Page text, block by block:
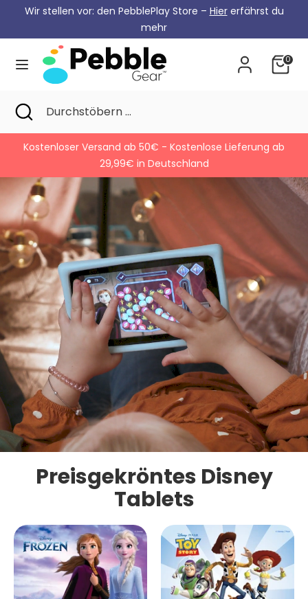
springen
Wir stellen vor: den PebblePlay Store – Hiererfährst du
mehr
0
SucheDurchstöbern
...
Suche Durchstöbern
Suche
schließen
Jetzt spielen, später bezahlen
Preisgekröntes Disney
Tablets